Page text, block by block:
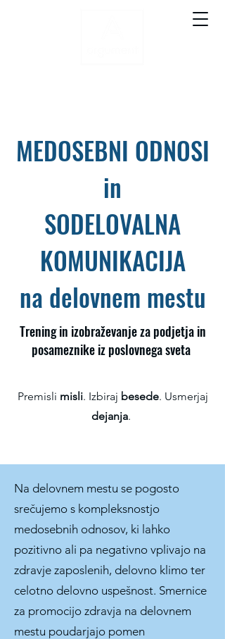
MEDOSEBNI ODNOSI
in
SODELOVALNA
KOMUNIKACIJA
na delovnem mestu
Trening in izobraževanje za podjetja in
posameznike iz poslovnega sveta
Premisli misli. Izbiraj besede. Usmerjaj
dejanja.
Na delovnem mestu se pogosto
srečujemo s kompleksnostjo
medosebnih odnosov, ki lahko
pozitivno ali pa negativno vplivajo na
zdravje zaposlenih, delovno klimo ter
celotno delovno uspešnost. Smernice
za promocijo zdravja na delovnem
mestu poudarjajo pomen